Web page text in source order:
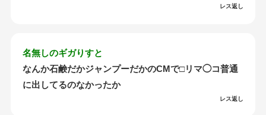
レス返し
名無しのギガりすと
なんか石鹸だかジャンプーだかのCMで□リマ◯コ普通
に出してるのなかったか
レス返し